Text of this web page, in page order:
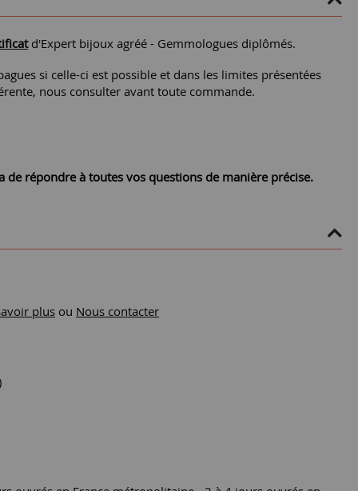
d'Expert bijoux agréé - Gemmologues diplômés.
si celle-ci est possible et dans les limites présentées
nous consulter avant toute commande.
répondre à toutes vos questions de manière précise.
plus ou Nous contacter